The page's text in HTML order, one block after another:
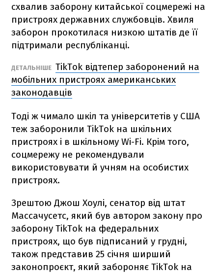
схвалив заборону китайської соцмережі на
пристроях державних службовців. Хвиля
заборон прокотилася низкою штатів де її
підтримали республіканці.
ДЕТАЛЬНІШЕ TikTok відтепер заборонений на
мобільних пристроях американських
законодавців
Тоді ж чимало шкіл та університетів у США
теж заборонили TikTok на шкільних
пристроях і в шкільному Wi-Fi. Крім того,
соцмережу не рекомендували
використовувати й учням на особистих
пристроях.
Зрештою Джош Хоулі, сенатор від штат
Массачусетс, який був автором закону про
заборону TikTok на федеральних
пристроях, що був підписаний у грудні,
також представив 25 січня ширший
законопроєкт, який забороняє TikTok на